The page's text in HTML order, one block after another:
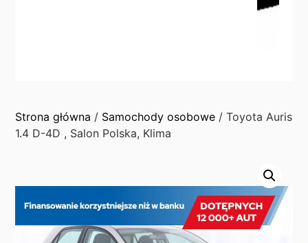
Strona główna / Samochody osobowe / Toyota Auris
1.4 D-4D , Salon Polska, Klima